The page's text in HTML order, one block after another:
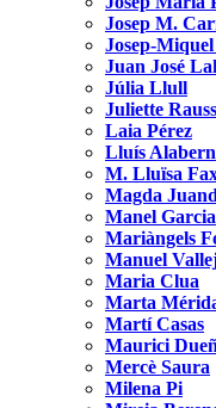
Josep M.
Josep-
Juan José
Júlia Llull
Juliette
Laia Pérez
Lluís Alabern
M. Lluïsa
Magda
Manel Garcia
Mariàngels
Manuel
Maria Clua
Marta
Martí Casas
Maurici
Mercè Saura
Milena Pi